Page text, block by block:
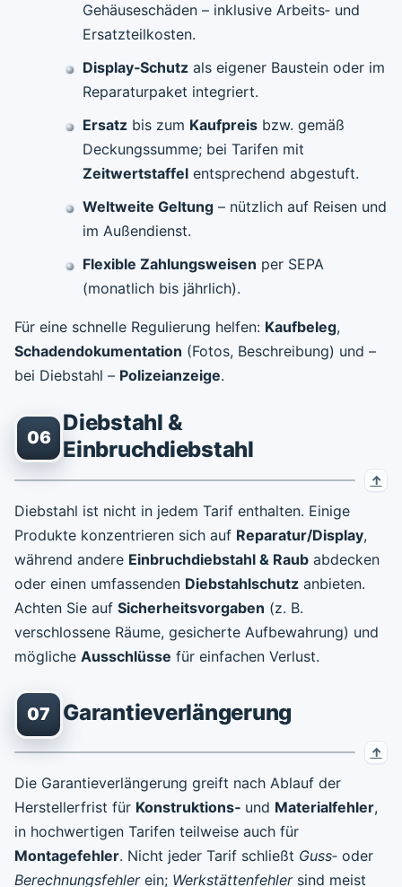
Gehäuseschäden – inklusive Arbeits‑ und
Ersatzteilkosten.
Display‑Schutz als eigener Baustein oder im
Reparaturpaket integriert.
Ersatz bis zum Kaufpreis bzw. gemäß
Deckungssumme; bei Tarifen mit
Zeitwertstaffel entsprechend abgestuft.
Weltweite Geltung – nützlich auf Reisen und
im Außendienst.
Flexible Zahlungsweisen per SEPA
(monatlich bis jährlich).
Für eine schnelle Regulierung helfen: Kaufbeleg,
Schadendokumentation (Fotos, Beschreibung) und –
bei Diebstahl – Polizeianzeige.
06
Diebstahl &
Einbruchdiebstahl
Diebstahl ist nicht in jedem Tarif enthalten. Einige
Produkte konzentrieren sich auf Reparatur/Display,
während andere Einbruchdiebstahl & Raub abdecken
oder einen umfassenden Diebstahlschutz anbieten.
Achten Sie auf Sicherheitsvorgaben (z. B.
verschlossene Räume, gesicherte Aufbewahrung) und
mögliche Ausschlüsse für einfachen Verlust.
07 Garantieverlängerung
Die Garantieverlängerung greift nach Ablauf der
Herstellerfrist für Konstruktions‑ und Materialfehler,
in hochwertigen Tarifen teilweise auch für
Montagefehler. Nicht jeder Tarif schließt Guss‑ oder
Berechnungsfehlerein; Werkstättenfehlersind meist